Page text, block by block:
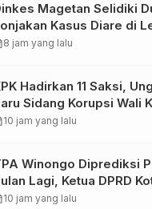
Magetan Selidiki
Kasus Diare di
Penyelidikan
8 jam yang lalu
Hadirkan 11 Saksi,
Sidang Korupsi Wali
Maidi
10 jam yang lalu
Winongo Diprediksi
Lagi, Ketua DPRD
Pemkot Percepat
10 jam yang lalu